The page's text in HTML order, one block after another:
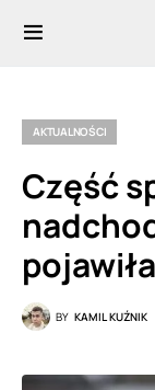
AKTUALNOŚCI
Część
BY KAMIL KUŹNIK